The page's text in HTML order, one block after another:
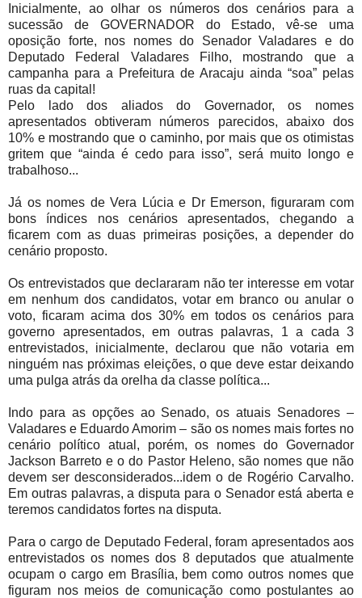
Inicialmente, ao olhar os números dos cenários para a
sucessão de GOVERNADOR do Estado, vê-se uma
oposição forte, nos nomes do Senador Valadares e do
Deputado Federal Valadares Filho, mostrando que a
campanha para a Prefeitura de Aracaju ainda “soa” pelas
ruas da capital!
Pelo lado dos aliados do Governador, os nomes
apresentados obtiveram números parecidos, abaixo dos
10% e mostrando que o caminho, por mais que os otimistas
gritem que “ainda é cedo para isso”, será muito longo e
trabalhoso...
Já os nomes de Vera Lúcia e Dr Emerson, figuraram com
bons índices nos cenários apresentados, chegando a
ficarem com as duas primeiras posições, a depender do
cenário proposto.
Os entrevistados que declararam não ter interesse em votar
em nenhum dos candidatos, votar em branco ou anular o
voto, ficaram acima dos 30% em todos os cenários para
governo apresentados, em outras palavras, 1 a cada 3
entrevistados, inicialmente, declarou que não votaria em
ninguém nas próximas eleições, o que deve estar deixando
uma pulga atrás da orelha da classe política...
Indo para as opções ao Senado, os atuais Senadores –
Valadares e Eduardo Amorim – são os nomes mais fortes no
cenário político atual, porém, os nomes do Governador
Jackson Barreto e o do Pastor Heleno, são nomes que não
devem ser desconsiderados...idem o de Rogério Carvalho.
Em outras palavras, a disputa para o Senador está aberta e
teremos candidatos fortes na disputa.
Para o cargo de Deputado Federal, foram apresentados aos
entrevistados os nomes dos 8 deputados que atualmente
ocupam o cargo em Brasília, bem como outros nomes que
figuram nos meios de comunicação como postulantes ao